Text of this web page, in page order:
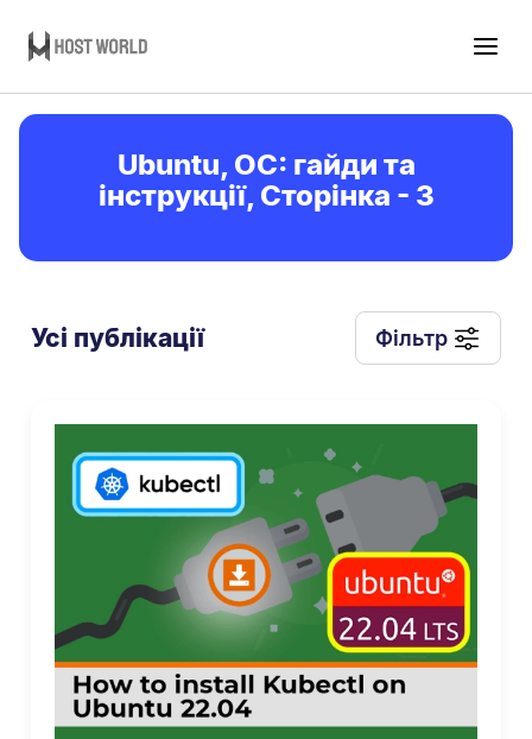
Ubuntu, ОС: гайди та
інструкції, Сторінка - 3
Усі публікації Фільтр